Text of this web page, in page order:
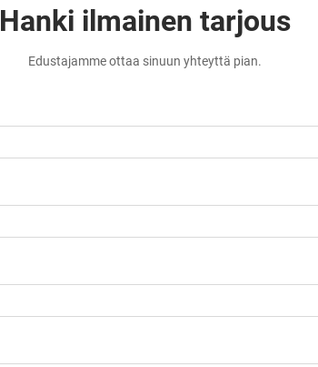
Hanki ilmainen tarjous
Edustajamme ottaa sinuun yhteyttä pian.